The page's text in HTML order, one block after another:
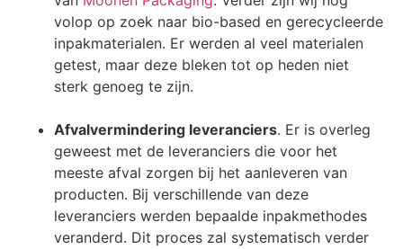
volop op zoek naar bio-based en gerecycleerde
inpakmaterialen. Er werden al veel materialen
getest, maar deze bleken tot op heden niet
sterk genoeg te zijn.
Afvalvermindering leveranciers. Er is overleg
geweest met de leveranciers die voor het
meeste afval zorgen bij het aanleveren van
producten. Bij verschillende van deze
leveranciers werden bepaalde inpakmethodes
veranderd. Dit proces zal systematisch verder